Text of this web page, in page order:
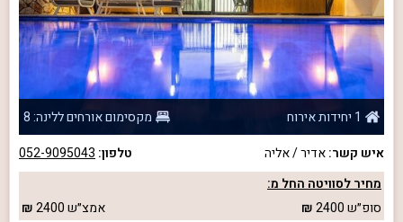
1 יחידות אירוח
מקסימום אורחים ללינה: 8
איש קשר:אדיר / אליה טלפון: 052-9095043
מחיר לסוויטה החל מ:
סופ״ש2400 אמצ״ש2400